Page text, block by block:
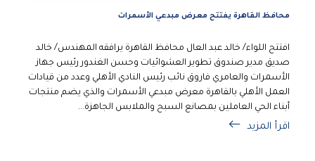
محافظ القاهرة يفتتح معرض مبدعي الأسمرات
افتتح اللواء/ خالد عبد العال محافظ القاهرة يرافقه المهندس/ خالد
صديق مدير صندوق تطوير العشوائيات وحسن الغندور رئيس جهاز
الأسمرات والعامري فاروق نائب رئيس النادي الأهلي وعدد من قيادات
العمل الأهلي بالقاهرة معرض مبدعي الأسمرات والذي يضم منتجات
أبناء الحي العاملين بمصانع السبح والملابس الجاهزة...
اقرأ المزيد